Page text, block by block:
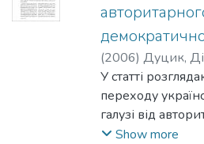
(2006) Дуцик,
У статті
переходу
галузі від
доShow more